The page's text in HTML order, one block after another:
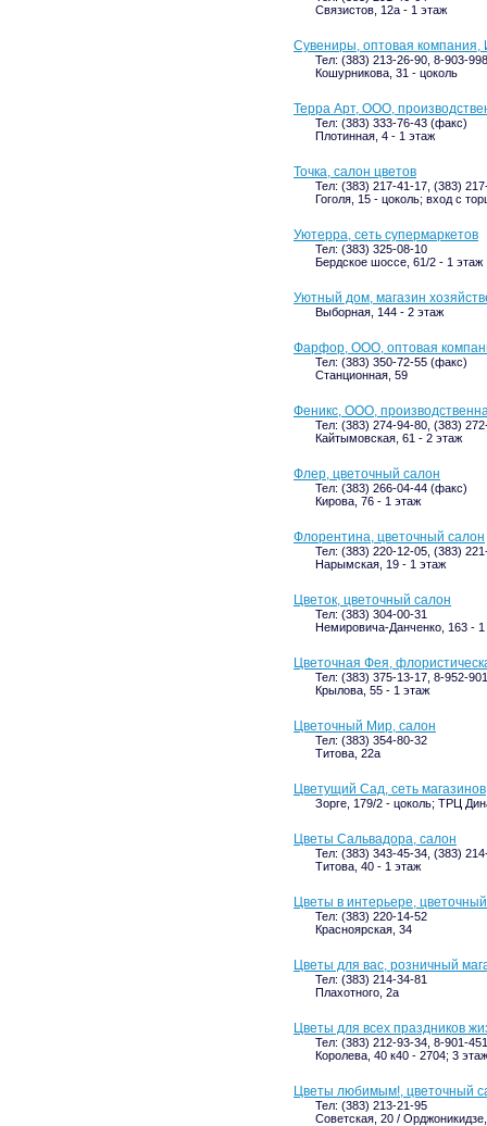
Связистов, 12а - 1 этаж
Сувениры, оптовая
Тел: (383) 213-26-90, 8-903-
Кошурникова, 31 - цоколь
Терра Арт, ООО,
Тел: (383) 333-76-43 (факс)
Плотинная, 4 - 1 этаж
Точка, салон цветов
Тел: (383) 217-41-17, (383)
Гоголя, 15 - цоколь; вход с
Уютерра, сеть супермаркетов
Тел: (383) 325-08-10
Бердское шоссе, 61/2 - 1 этаж
Уютный дом, магазин
Выборная, 144 - 2 этаж
Фарфор, ООО, оптовая
Тел: (383) 350-72-55 (факс)
Станционная, 59
Феникс, ООО,
Тел: (383) 274-94-80, (383)
Кайтымовская, 61 - 2 этаж
Флер, цветочный салон
Тел: (383) 266-04-44 (факс)
Кирова, 76 - 1 этаж
Флорентина, цветочный салон
Тел: (383) 220-12-05, (383)
Нарымская, 19 - 1 этаж
Цветок, цветочный салон
Тел: (383) 304-00-31
Немировича-Данченко, 163 - 1
Цветочная Фея,
Тел: (383) 375-13-17, 8-952-
Крылова, 55 - 1 этаж
Цветочный Мир, салон
Тел: (383) 354-80-32
Титова, 22а
Цветущий Сад, сеть магазинов
Зорге, 179/2 - цоколь; ТРЦ
Цветы Сальвадора, салон
Тел: (383) 343-45-34, (383)
Титова, 40 - 1 этаж
Цветы в интерьере,
Тел: (383) 220-14-52
Красноярская, 34
Цветы для вас, розничный
Тел: (383) 214-34-81
Плахотного, 2а
Цветы для всех праздников
Тел: (383) 212-93-34, 8-901-
Королева, 40 к40 - 2704; 3 этаж
Цветы любимым!, цветочный
Тел: (383) 213-21-95
Советская, 20 /